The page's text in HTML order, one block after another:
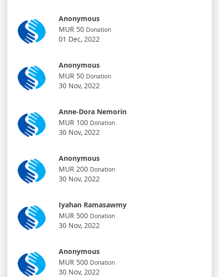
Anonymous
MUR 50 Donation
01 Dec, 2022
Anonymous
MUR 50 Donation
30 Nov, 2022
Anne-Dora Nemorin
MUR 100 Donation
30 Nov, 2022
Anonymous
MUR 200 Donation
30 Nov, 2022
Iyahan Ramasawmy
MUR 500 Donation
30 Nov, 2022
Anonymous
MUR 500 Donation
30 Nov, 2022